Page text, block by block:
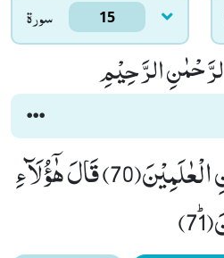
سورۃ 15
الرَّحِیْمِ
قَالُـوْۤا اَوَ لَمْ نَنْهَكَ عَنِ الْعٰلَمِیْنَ(70) قَالَ هٰۤؤُلَآءِ